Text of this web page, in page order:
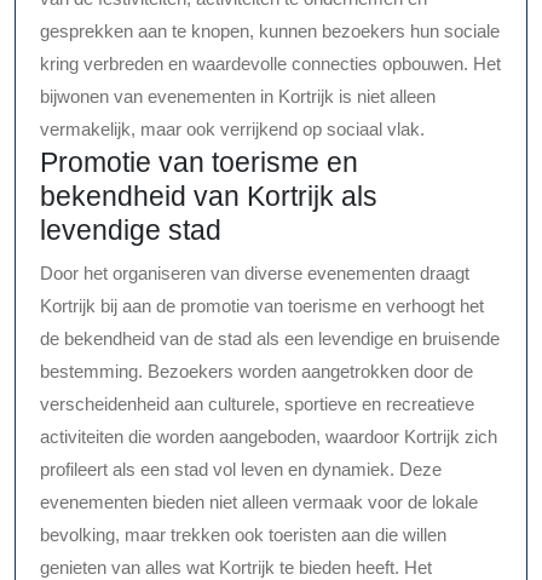
gesprekken aan te knopen, kunnen bezoekers hun sociale
kring verbreden en waardevolle connecties opbouwen. Het
bijwonen van evenementen in Kortrijk is niet alleen
vermakelijk, maar ook verrijkend op sociaal vlak.
Promotie van toerisme en
bekendheid van Kortrijk als
levendige stad
Door het organiseren van diverse evenementen draagt
Kortrijk bij aan de promotie van toerisme en verhoogt het
de bekendheid van de stad als een levendige en bruisende
bestemming. Bezoekers worden aangetrokken door de
verscheidenheid aan culturele, sportieve en recreatieve
activiteiten die worden aangeboden, waardoor Kortrijk zich
profileert als een stad vol leven en dynamiek. Deze
evenementen bieden niet alleen vermaak voor de lokale
bevolking, maar trekken ook toeristen aan die willen
genieten van alles wat Kortrijk te bieden heeft. Het